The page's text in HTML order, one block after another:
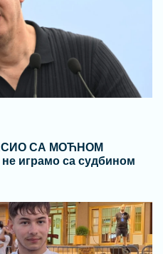
СА МОЋНОМ
играмо са судбином